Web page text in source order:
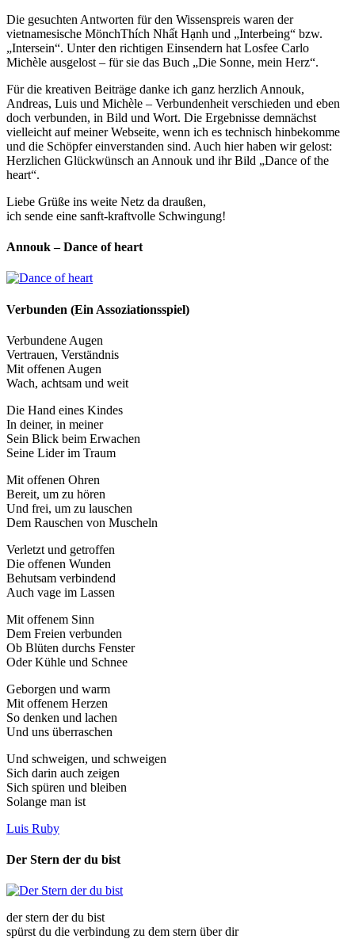
Die gesuchten Antworten für den Wissenspreis waren der
vietnamesische MönchThích Nhất Hạnh und „Interbeing“ bzw.
„Intersein“. Unter den richtigen Einsendern hat Losfee Carlo
Michèle ausgelost – für sie das Buch „Die Sonne, mein Herz“.
Für die kreativen Beiträge danke ich ganz herzlich Annouk,
Andreas, Luis und Michèle – Verbundenheit verschieden und eben
doch verbunden, in Bild und Wort. Die Ergebnisse demnächst
vielleicht auf meiner Webseite, wenn ich es technisch hinbekomme
und die Schöpfer einverstanden sind. Auch hier haben wir gelost:
Herzlichen Glückwünsch an Annouk und ihr Bild „Dance of the
heart“.
Liebe Grüße ins weite Netz da draußen,
ich sende eine sanft-kraftvolle Schwingung!
Annouk – Dance of heart
Verbunden (Ein Assoziationsspiel)
Verbundene Augen
Vertrauen, Verständnis
Mit offenen Augen
Wach, achtsam und weit
Die Hand eines Kindes
In deiner, in meiner
Sein Blick beim Erwachen
Seine Lider im Traum
Mit offenen Ohren
Bereit, um zu hören
Und frei, um zu lauschen
Dem Rauschen von Muscheln
Verletzt und getroffen
Die offenen Wunden
Behutsam verbindend
Auch vage im Lassen
Mit offenem Sinn
Dem Freien verbunden
Ob Blüten durchs Fenster
Oder Kühle und Schnee
Geborgen und warm
Mit offenem Herzen
So denken und lachen
Und uns überraschen
Und schweigen, und schweigen
Sich darin auch zeigen
Sich spüren und bleiben
Solange man ist
Luis Ruby
Der Stern der du bist
der stern der du bist
spürst du die verbindung zu dem stern über dir